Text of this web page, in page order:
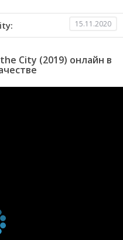
15.11.2020
City (2019) онлайн в